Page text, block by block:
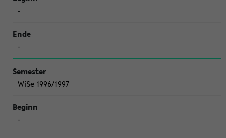
-
-
WiSe 1996/1997
-